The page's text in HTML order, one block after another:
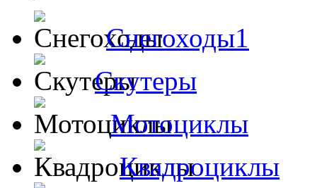
Снегоходы1
Скутеры
Мотоциклы
Квадроциклы